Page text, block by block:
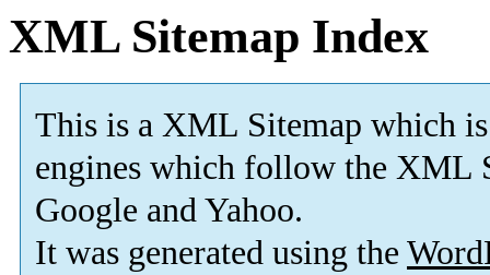
XML Sitemap Index
This is a XML Sitemap which is
engines which follow the XML
Google and Yahoo.
It was generated using the